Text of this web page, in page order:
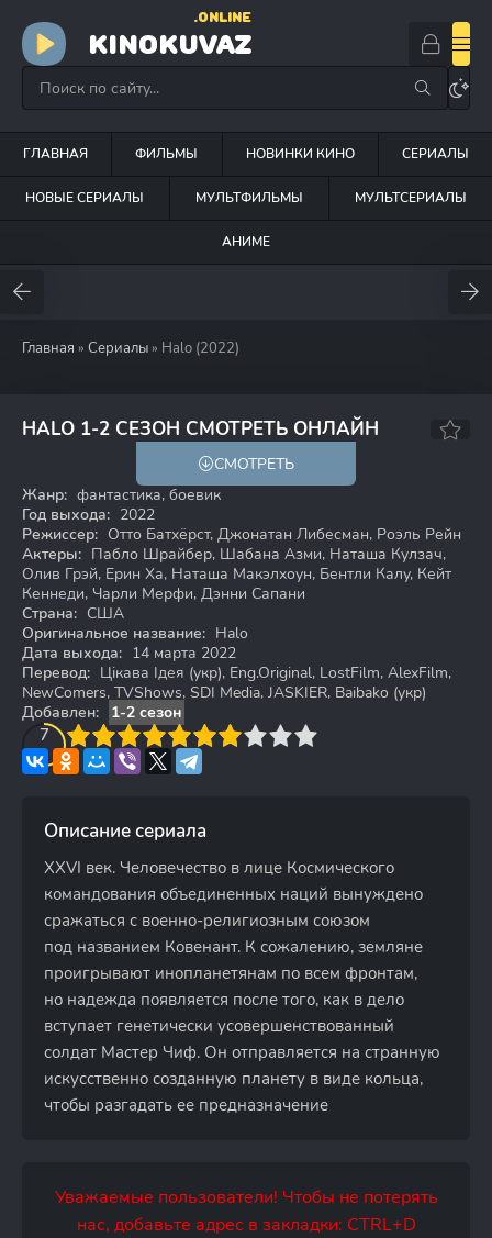
KINOKUVAZ
.ONLINE
ГЛАВНАЯ ФИЛЬМЫ НОВИНКИ КИНО СЕРИАЛЫ
НОВЫЕ СЕРИАЛЫ МУЛЬТФИЛЬМЫ МУЛЬТСЕРИАЛЫ
АНИМЕ
Главная » Сериалы » Halo (2022)
HALO 1-2 СЕЗОН СМОТРЕТЬ ОНЛАЙН
7.7 7.3
СМОТРЕТЬ
Жанр: фантастика, боевик
Год выхода: 2022
Режиссер: Отто Батхёрст, Джонатан Либесман, Роэль Рейн
Актеры: Пабло Шрайбер, Шабана Азми, Наташа Кулзач,
Олив Грэй, Ерин Ха, Наташа Макэлхоун, Бентли Калу, Кейт
Кеннеди, Чарли Мерфи, Дэнни Сапани
Страна: США
Оригинальное название: Halo
Дата выхода: 14 марта 2022
Перевод: Цікава Ідея (укр), Eng.Original, LostFilm, AlexFilm,
NewComers, TVShows, SDI Media, JASKIER, Baibako (укр)
Добавлен:
1-2 сезон
7
4 5 6 7 8 9 10
Описание сериала
XXVI век. Человечество в лице Космического
командования объединенных наций вынуждено
сражаться с военно-религиозным союзом
под названием Ковенант. К сожалению, земляне
проигрывают инопланетянам по всем фронтам,
но надежда появляется после того, как в дело
вступает генетически усовершенствованный
солдат Мастер Чиф. Он отправляется на странную
искусственно созданную планету в виде кольца,
чтобы разгадать ее предназначение
Уважаемые пользователи! Чтобы не потерять
нас, добавьте адрес в закладки: CTRL+D